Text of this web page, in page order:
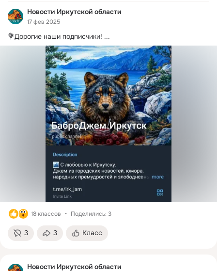
Новости Иркутской области
17 фев 2025
💐Дорогие наши подписчики! ...
18 классов Поделились: 3
3 3 Класс
Новости Иркутской области